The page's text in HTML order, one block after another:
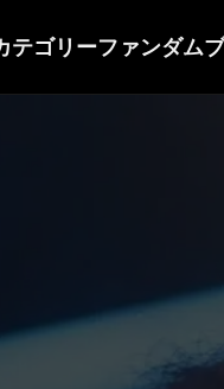
テゴリーファンダム